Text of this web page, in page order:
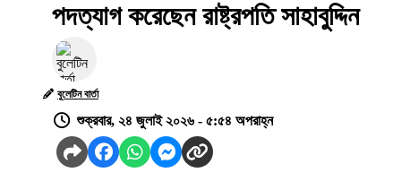
পদত্যাগ করেছেন রাষ্ট্রপতি সাহাবুদ্দিন
বুলেটিন বার্তা
শুক্রবার, ২৪ জুলাই ২০২৬ - ৫:৫৪ অপরাহ্ন